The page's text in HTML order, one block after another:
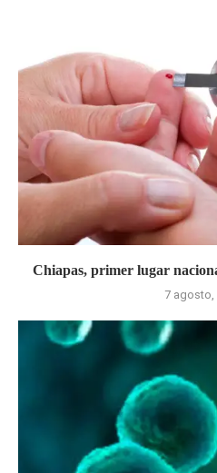
Chiapas, primer lugar
7 agosto,